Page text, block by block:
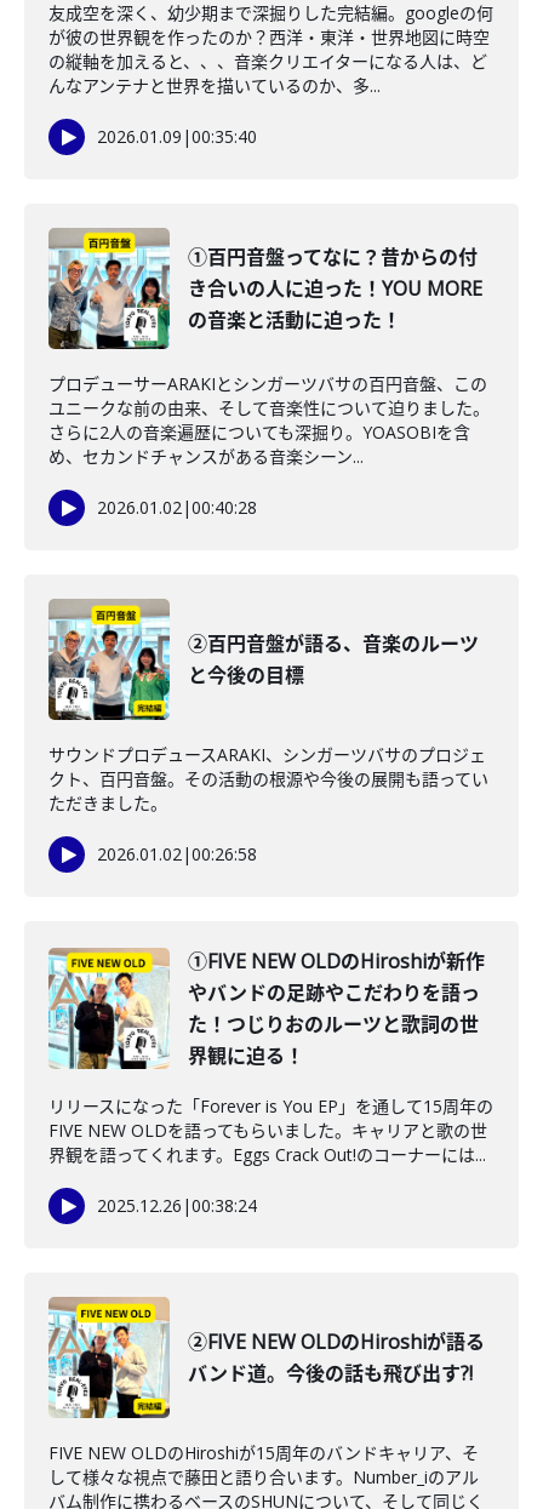
友成空を深く、幼少期まで深掘りした完結編。googleの何
が彼の世界観を作ったのか？西洋・東洋・世界地図に時空
の縦軸を加えると、、、音楽クリエイターになる人は、ど
んなアンテナと世界を描いているのか、多...
2026.01.09 |00:35:40
①百円音盤ってなに？昔からの付
き合いの人に迫った！YOU MORE
の音楽と活動に迫った！
プロデューサーARAKIとシンガーツバサの百円音盤、この
ユニークな前の由来、そして音楽性について迫りました。
さらに2人の音楽遍歴についても深掘り。YOASOBIを含
め、セカンドチャンスがある音楽シーン...
2026.01.02|00:40:28
②百円音盤が語る、音楽のルーツ
と今後の目標
サウンドプロデュースARAKI、シンガーツバサのプロジェ
クト、百円音盤。その活動の根源や今後の展開も語ってい
ただきました。
2026.01.02|00:26:58
①FIVE NEW OLDのHiroshiが新作
やバンドの足跡やこだわりを語っ
た！つじりおのルーツと歌詞の世
界観に迫る！
リリースになった「Forever is You EP」を通して15周年の
FIVE NEW OLDを語ってもらいました。キャリアと歌の世
界観を語ってくれます。Eggs Crack Out!のコーナーには...
2025.12.26 |00:38:24
②FIVE NEW OLDのHiroshiが語る
バンド道。今後の話も飛び出す?!
FIVE NEW OLDのHiroshiが15周年のバンドキャリア、そ
して様々な視点で藤田と語り合います。Number_iのアル
バム制作に携わるベースのSHUNについて、そして同じく